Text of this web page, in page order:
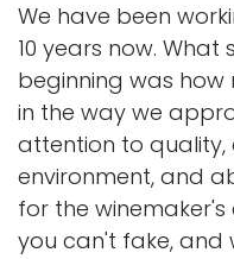
We have been
10 years now.
beginning was
in the way we
attention to quality,
environment, and
for the
you can't fake, and